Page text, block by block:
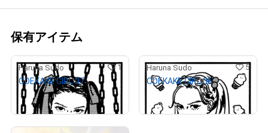
保有アイテム
Haruna Sudo 1
ODEKAKE GIRL 07
¥10,000
Haruna Sudo 5
ODEKAKE GIRL 06
10,000